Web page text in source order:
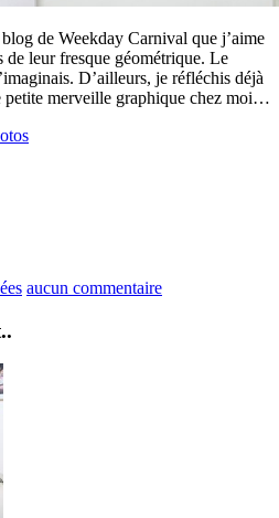
de Weekday Carnival que j’aime
leur fresque géométrique. Le
D’ailleurs, je réfléchis déjà
petite merveille graphique chez moi…
aucun commentaire